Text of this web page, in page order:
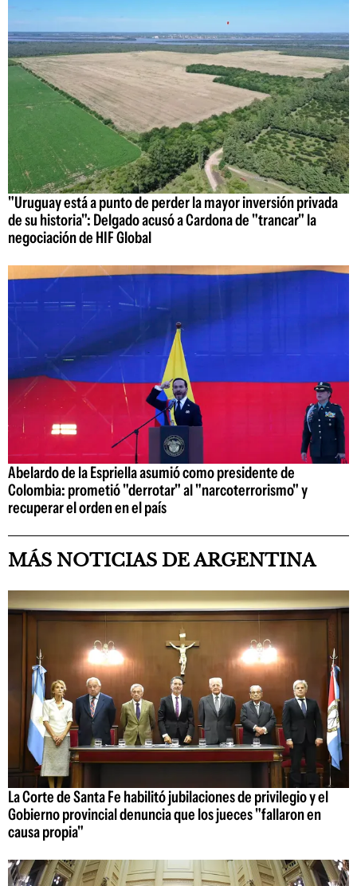
"Uruguay está a punto de perder la mayor inversión privada
de su historia": Delgado acusó a Cardona de "trancar" la
negociación de HIF Global
Abelardo de la Espriella asumió como presidente de
Colombia: prometió "derrotar" al "narcoterrorismo" y
recuperar el orden en el país
MÁS NOTICIAS DE ARGENTINA
La Corte de Santa Fe habilitó jubilaciones de privilegio y el
Gobierno provincial denuncia que los jueces "fallaron en
causa propia"